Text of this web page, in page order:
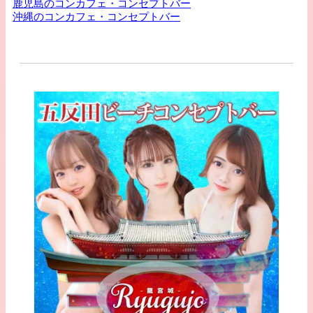
鹿児島のコンカフェ・コンセプトバー
沖縄のコンカフェ・コンセプトバー